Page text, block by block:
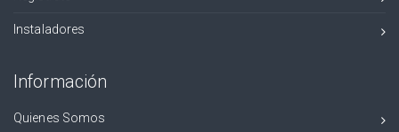
Instaladores
Información
Quienes Somos